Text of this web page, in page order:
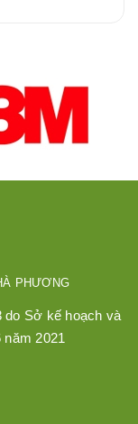
PHƯƠNG
do Sở kế hoạch và
năm 2021